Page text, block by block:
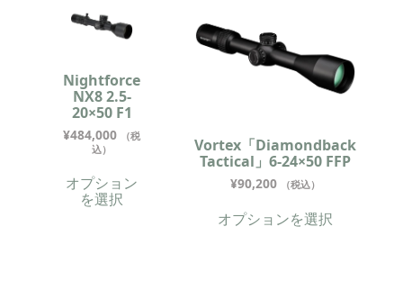
Nightforce
NX8 2.5-
20×50 F1
¥484,000
（税
込）
オプション
を選択
Vortex「Diamondback
Tactical」6-24×50 FFP
¥90,200 （税込）
オプションを選択